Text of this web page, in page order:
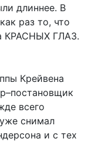
длиннее. В
раз то, что
КРАСНЫХ ГЛАЗ.
Крейвена
всего
снимал
и с тех